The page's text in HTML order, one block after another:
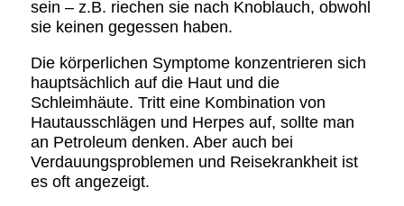
sein – z.B. riechen sie nach Knoblauch, obwohl
sie keinen gegessen haben.
Die körperlichen Symptome konzentrieren sich
hauptsächlich auf die Haut und die
Schleimhäute. Tritt eine Kombination von
Hautausschlägen und Herpes auf, sollte man
an Petroleum denken. Aber auch bei
Verdauungsproblemen und Reisekrankheit ist
es oft angezeigt.